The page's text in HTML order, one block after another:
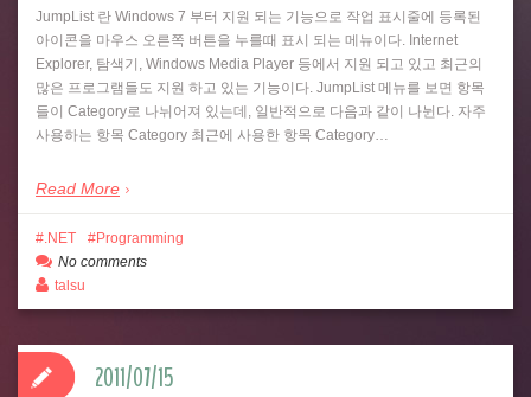
JumpList 란 Windows 7 부터 지원 되는 기능으로 작업 표시줄에 등록된
아이콘을 마우스 오른쪽 버튼을 누를때 표시 되는 메뉴이다. Internet
Explorer, 탐색기, Windows Media Player 등에서 지원 되고 있고 최근의
많은 프로그램들도 지원 하고 있는 기능이다. JumpList 메뉴를 보면 항목
들이 Category로 나뉘어져 있는데, 일반적으로 다음과 같이 나뉜다. 자주
사용하는 항목 Category 최근에 사용한 항목 Category…
Read More
.NET
Programming
No comments
talsu
2011/07/15